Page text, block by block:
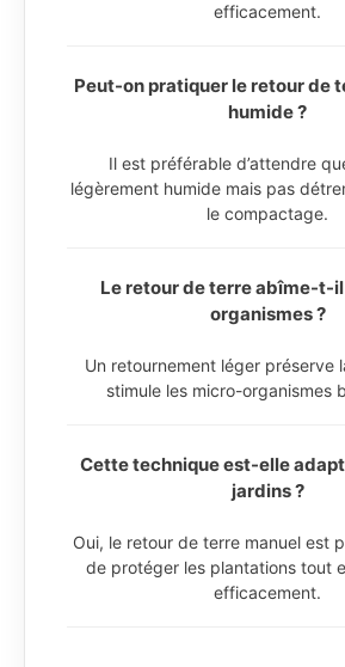
efficacement.
Peut-on pratiquer le retour de
humide ?
Il est préférable d’attendre
légèrement humide mais pas
le compactage.
Le retour de terre abîme-t-
organismes ?
Un retournement léger préserve
stimule les micro-organismes
Cette technique est-elle
jardins ?
Oui, le retour de terre manuel est
de protéger les plantations tout
efficacement.